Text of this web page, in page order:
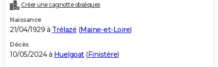
Créer une cagnotte obsèques
Naissance
21/04/1929 à Trélazé (Maine-et-Loire)
Décès
10/05/2024 à Huelgoat(Finistère)